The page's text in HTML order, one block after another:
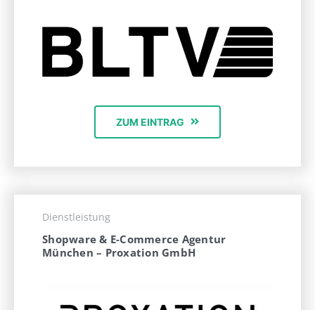
ZUM EINTRAG
Dienstleistung
Shopware & E-Commerce Agentur
München – Proxation GmbH